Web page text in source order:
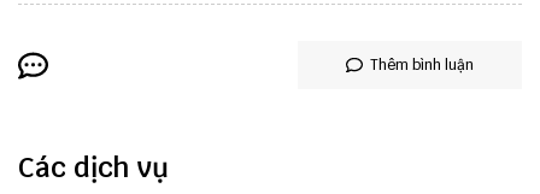
Thêm bình luận
Các dịch vụ